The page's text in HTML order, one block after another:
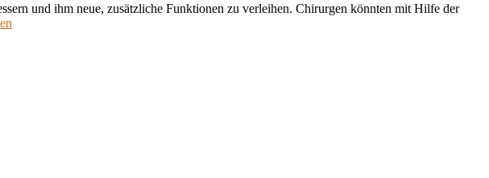
und ihm neue, zusätzliche Funktionen zu verleihen. Chirurgen könnten mit Hilfe der